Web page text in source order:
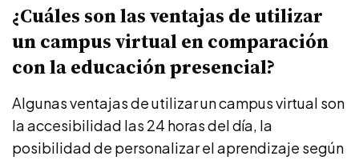
¿Cuáles son las ventajas de utilizar
un campus virtual en comparación
con la educación presencial?
Algunas ventajas de utilizar un campus virtual son
la accesibilidad las 24 horas del día, la
posibilidad de personalizar el aprendizaje según